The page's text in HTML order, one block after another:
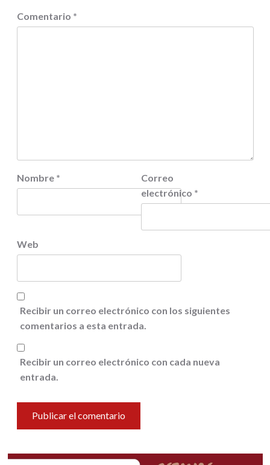
Comentario *
Nombre *
Correo
electrónico *
Web
Recibir un correo electrónico con los siguientes
comentarios a esta entrada.
Recibir un correo electrónico con cada nueva
entrada.